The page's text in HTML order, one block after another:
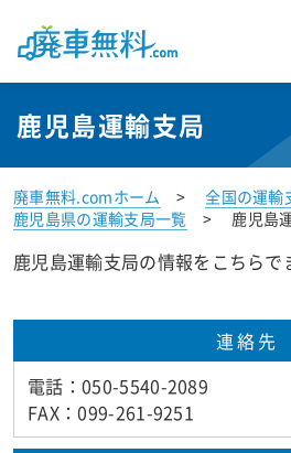
鹿児島運輸支局
廃車無料.comホーム
全国の運輸
鹿児島県の運輸支局一覧
鹿児島
鹿児島運輸支局の情報をこちらで
連絡先
電話：050-5540-2089
FAX：099-261-9251